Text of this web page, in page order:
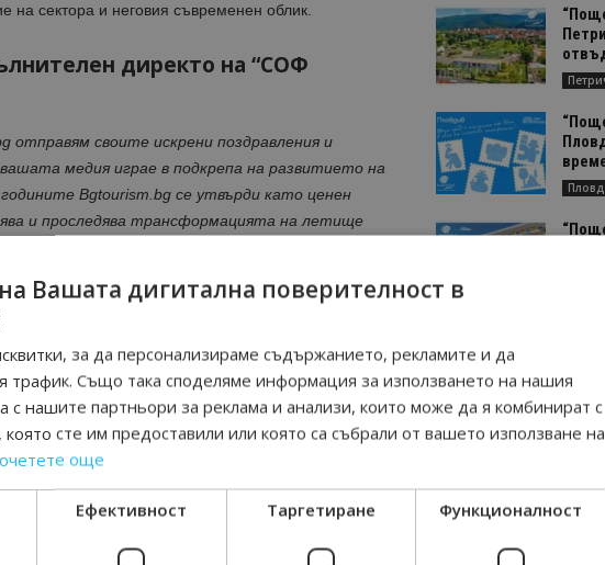
на сектора и неговия съвременен облик.
директо на “СОФ
отправям своите искрени поздравления и
медия играе в подкрепа на развитието на
Bgtourism.bg се утвърди като ценен
и проследява трансформацията на летище
представена нашата визия за
разпознаваем портал към България.
значението на разширяването на
пряко за по-доброто разбиране на това
работят заедно в подкрепа на устойчивия
професионализъм и продължаващата ви
като все по-достъпна и привлекателна
НА АВИОКОМПАНИИ, ТУРОПЕРАТОРИ И
КАНАЛА НА BGTOURISM.BG - ВКЛЮЧИ СЕ
Вашата дигитална поверителност в
за да персонализираме съдържанието, рекламите и да
трафик. Също така споделяме информация за използването на нашия
с нашите партньори за реклама и анализи, които може да я комбинират с
сте им предоставили или която са събрали от вашето използване на
още
Ефективност Таргетиране Функционалност